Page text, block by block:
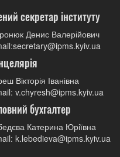
секретар інституту
Денис Валерійович
Вікторія Іванівна
v.chyresh@ipms.kyiv.ua
бухгалтер
Катерина Юріївна
k.lebedieva@ipms.kyiv.ua